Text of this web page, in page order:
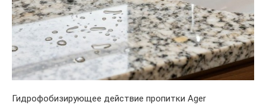
Гидрофобизирующее действие пропитки Ager